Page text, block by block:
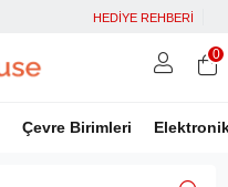
HEDİYE REHBERİ
Çevre Birimleri
0